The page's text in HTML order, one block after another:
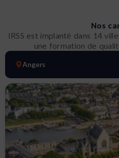
Nos
IRSS est implanté dans 14
une formation de
Angers